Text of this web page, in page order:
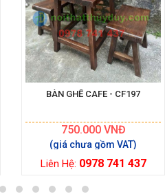
BÀN GHẾ CAFE - CF197
750.000VNĐ
Liên Hệ: 0978 741 437